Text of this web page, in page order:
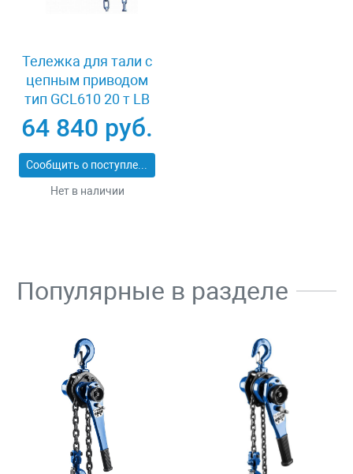
Тележка для тали с
цепным приводом
тип GCL610 20 т LB
XK41980
64 840 руб.
Сообщить о поступлении
Нет в наличии
Популярные в разделе